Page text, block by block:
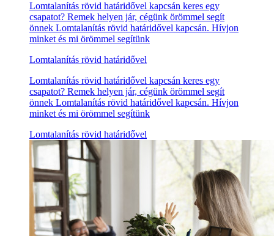
Lomtalanítás rövid határidővel kapcsán keres egy
csapatot? Remek helyen jár, cégünk örömmel segít
önnek Lomtalanítás rövid határidővel kapcsán. Hívjon
minket és mi örömmel segítünk
Lomtalanítás rövid határidővel
Lomtalanítás rövid határidővel kapcsán keres egy
csapatot? Remek helyen jár, cégünk örömmel segít
önnek Lomtalanítás rövid határidővel kapcsán. Hívjon
minket és mi örömmel segítünk
Lomtalanítás rövid határidővel